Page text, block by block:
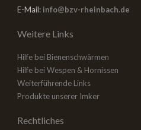
E-Mail: info@bzv-rheinbach.de
Weitere Links
Hilfe bei Bienenschwärmen
Hilfe bei Wespen & Hornissen
Weiterführende Links
Produkte unserer Imker
Rechtliches